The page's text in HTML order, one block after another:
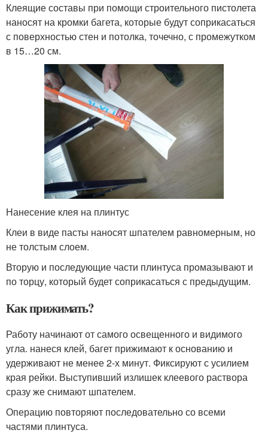
Клеящие составы при помощи строительного пистолета
наносят на кромки багета, которые будут соприкасаться
с поверхностью стен и потолка, точечно, с промежутком
в 15…20 см.
Нанесение клея на плинтус
Клеи в виде пасты наносят шпателем равномерным, но
не толстым слоем.
Вторую и последующие части плинтуса промазывают и
по торцу, который будет соприкасаться с предыдущим.
Как прижимать?
Работу начинают от самого освещенного и видимого
угла. нанеся клей, багет прижимают к основанию и
удерживают не менее 2-х минут. Фиксируют с усилием
края рейки. Выступивший излишек клеевого раствора
сразу же снимают шпателем.
Операцию повторяют последовательно со всеми
частями плинтуса.